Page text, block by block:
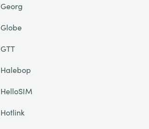
Georg
Globe
GTT
Halebop
HelloSIM
Hotlink